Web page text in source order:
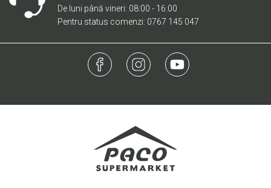
De luni până vineri: 08:00 - 16:00
Pentru status comenzi: 0767 145 047